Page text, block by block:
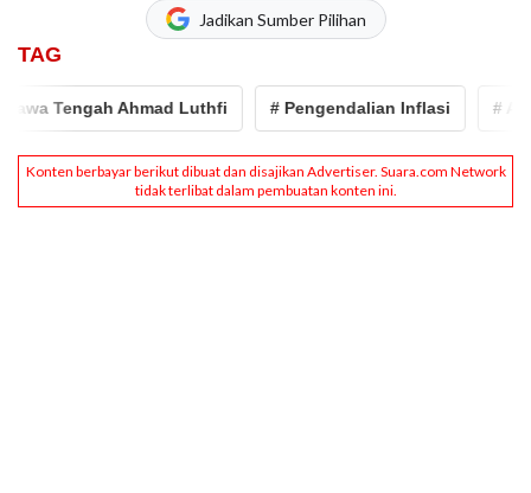
Jadikan Sumber Pilihan
TAG
Tengah Ahmad Luthfi # Pengendalian Inflasi #